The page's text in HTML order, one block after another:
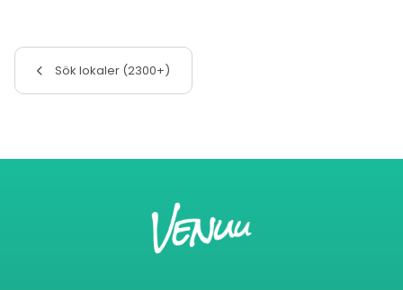
Sök lokaler (2300+)